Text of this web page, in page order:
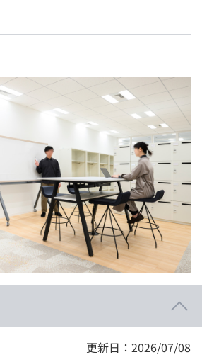
更新日：2026/07/08